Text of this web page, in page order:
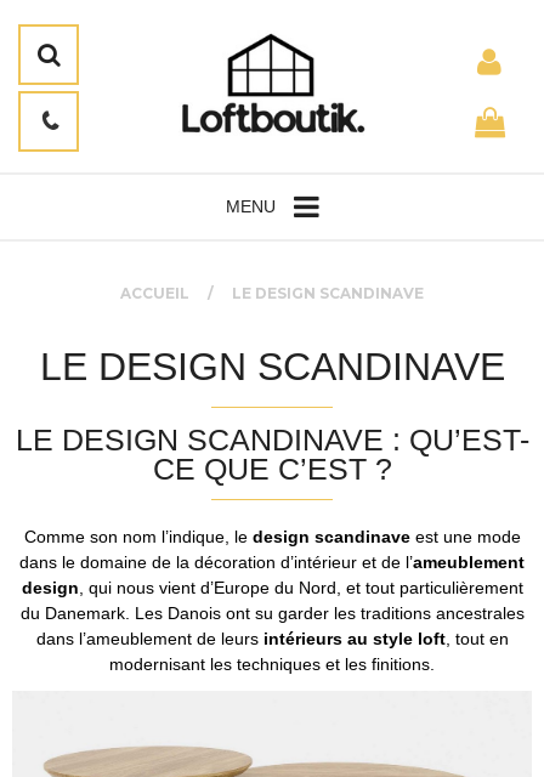
MENU
ACCUEIL LE DESIGN SCANDINAVE
LE DESIGN SCANDINAVE
LE DESIGN SCANDINAVE : QU’EST-
CE QUE C’EST ?
Comme son nom l’indique, le design scandinave est une mode
dans le domaine de la décoration d’intérieur et de l’ameublement
design, qui nous vient d’Europe du Nord, et tout particulièrement
du Danemark. Les Danois ont su garder les traditions ancestrales
dans l’ameublement de leurs intérieurs au style loft, tout en
modernisant les techniques et les finitions.